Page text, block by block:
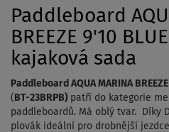
Paddleboard
BREEZE 9'10
kajaková sada
Paddleboard AQUA MARINA
( BT-23BRPB) patří do kategorie
paddleboardů. Má oblý tvar. Díky
plovák ideální pro drobnější